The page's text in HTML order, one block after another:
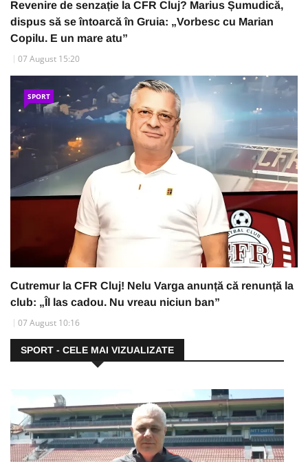
Revenire de senzație la CFR Cluj? Marius Șumudică,
dispus să se întoarcă în Gruia: „Vorbesc cu Marian
Copilu. E un mare atu”
07 August 15:20
SPORT
Cutremur la CFR Cluj! Nelu Varga anunță că renunță la
club: „Îl las cadou. Nu vreau niciun ban”
07 August 10:16
SPORT - CELE MAI VIZUALIZATE